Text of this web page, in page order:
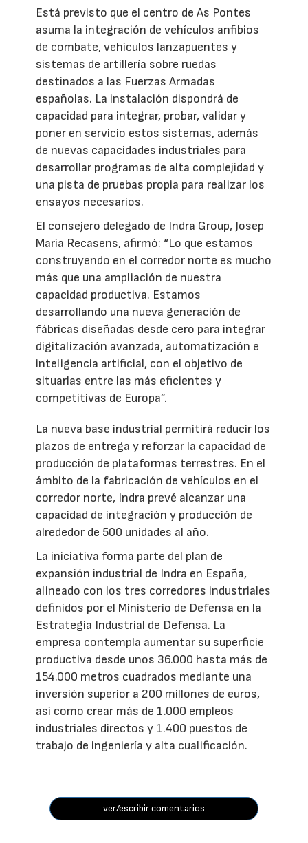
Está previsto que el centro de As Pontes
asuma la integración de vehículos anfibios
de combate, vehículos lanzapuentes y
sistemas de artillería sobre ruedas
destinados a las Fuerzas Armadas
españolas. La instalación dispondrá de
capacidad para integrar, probar, validar y
poner en servicio estos sistemas, además
de nuevas capacidades industriales para
desarrollar programas de alta complejidad y
una pista de pruebas propia para realizar los
ensayos necesarios.
El consejero delegado de Indra Group, Josep
María Recasens, afirmó: “Lo que estamos
construyendo en el corredor norte es mucho
más que una ampliación de nuestra
capacidad productiva. Estamos
desarrollando una nueva generación de
fábricas diseñadas desde cero para integrar
digitalización avanzada, automatización e
inteligencia artificial, con el objetivo de
situarlas entre las más eficientes y
competitivas de Europa”.
La nueva base industrial permitirá reducir los
plazos de entrega y reforzar la capacidad de
producción de plataformas terrestres. En el
ámbito de la fabricación de vehículos en el
corredor norte, Indra prevé alcanzar una
capacidad de integración y producción de
alrededor de 500 unidades al año.
La iniciativa forma parte del plan de
expansión industrial de Indra en España,
alineado con los tres corredores industriales
definidos por el Ministerio de Defensa en la
Estrategia Industrial de Defensa. La
empresa contempla aumentar su superficie
productiva desde unos 36.000 hasta más de
154.000 metros cuadrados mediante una
inversión superior a 200 millones de euros,
así como crear más de 1.000 empleos
industriales directos y 1.400 puestos de
trabajo de ingeniería y alta cualificación.
ver/escribir comentarios